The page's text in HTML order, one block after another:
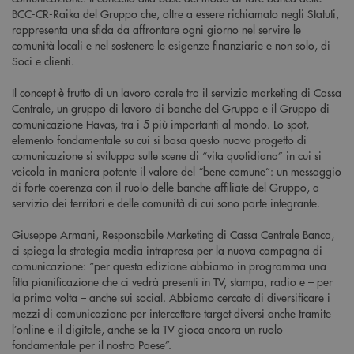
BCC-CR-Raika del Gruppo che, oltre a essere richiamato negli Statuti,
rappresenta una sfida da affrontare ogni giorno nel servire le
comunità locali e nel sostenere le esigenze finanziarie e non solo, di
Soci e clienti.
Il concept è frutto di un lavoro corale tra il servizio marketing di Cassa
Centrale, un gruppo di lavoro di banche del Gruppo e il Gruppo di
comunicazione Havas, tra i 5 più importanti al mondo. Lo spot,
elemento fondamentale su cui si basa questo nuovo progetto di
comunicazione si sviluppa sulle scene di “vita quotidiana” in cui si
veicola in maniera potente il valore del “bene comune”: un messaggio
di forte coerenza con il ruolo delle banche affiliate del Gruppo, a
servizio dei territori e delle comunità di cui sono parte integrante.
Giuseppe Armani, Responsabile Marketing di Cassa Centrale Banca,
ci spiega la strategia media intrapresa per la nuova campagna di
comunicazione: “per questa edizione abbiamo in programma una
fitta pianificazione che ci vedrà presenti in TV, stampa, radio e – per
la prima volta – anche sui social. Abbiamo cercato di diversificare i
mezzi di comunicazione per intercettare target diversi anche tramite
l’online e il digitale, anche se la TV gioca ancora un ruolo
fondamentale per il nostro Paese”.